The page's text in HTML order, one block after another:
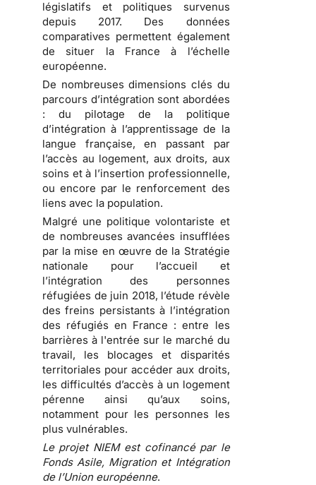
législatifs et politiques survenus
depuis 2017. Des données
comparatives permettent également
de situer la France à l’échelle
européenne.
De nombreuses dimensions clés du
parcours d’intégration sont abordées
: du pilotage de la politique
d’intégration à l’apprentissage de la
langue française, en passant par
l’accès au logement, aux droits, aux
soins et à l’insertion professionnelle,
ou encore par le renforcement des
liens avec la population.
Malgré une politique volontariste et
de nombreuses avancées insufflées
par la mise en œuvre de la Stratégie
nationale pour l’accueil et
l’intégration des personnes
réfugiées de juin 2018, l’étude révèle
des freins persistants à l’intégration
des réfugiés en France : entre les
barrières à l'entrée sur le marché du
travail, les blocages et disparités
territoriales pour accéder aux droits,
les difficultés d’accès à un logement
pérenne ainsi qu’aux soins,
notamment pour les personnes les
plus vulnérables.
Le projet NIEM est cofinancé par le
Fonds Asile, Migration et Intégration
de l’Union européenne.